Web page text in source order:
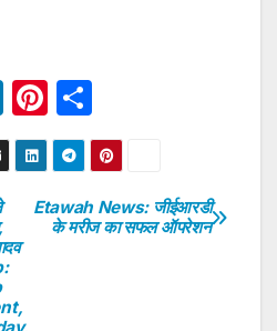
Li
n
k
e
dI
n
Pi
nt
er
e
st
h
ar
e
Etawah News: जीईआरडी
के मरीज का सफल ऑपरेशन